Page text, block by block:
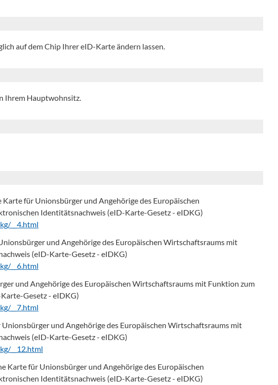
auf dem Chip Ihrer eID-Karte ändern lassen.
Ihrem Hauptwohnsitz.
Karte für Unionsbürger und Angehörige des Europäischen
Identitätsnachweis (eID-Karte-Gesetz - eIDKG)
__4.html
und Angehörige des Europäischen Wirtschaftsraums mit
(eID-Karte-Gesetz - eIDKG)
__6.html
und Angehörige des Europäischen Wirtschaftsraums mit Funktion zum
Gesetz - eIDKG)
__7.html
und Angehörige des Europäischen Wirtschaftsraums mit
(eID-Karte-Gesetz - eIDKG)
__12.html
Karte für Unionsbürger und Angehörige des Europäischen
Identitätsnachweis (eID-Karte-Gesetz - eIDKG)